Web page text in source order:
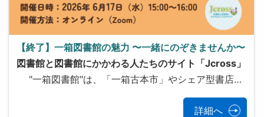
【終了】一箱図書館の魅力 〜一緒にのぞきませんか〜
図書館と図書館にかかわる人たちのサイト「Jcross」
"一箱図書館"は、「一箱古本市」やシェア型書店…
詳細へ